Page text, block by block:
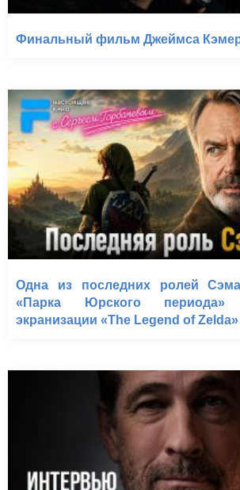
Финальный фильм Джеймса
Одна из последних ролей
«Парка Юрского
экранизации «The Legend of Zelda»